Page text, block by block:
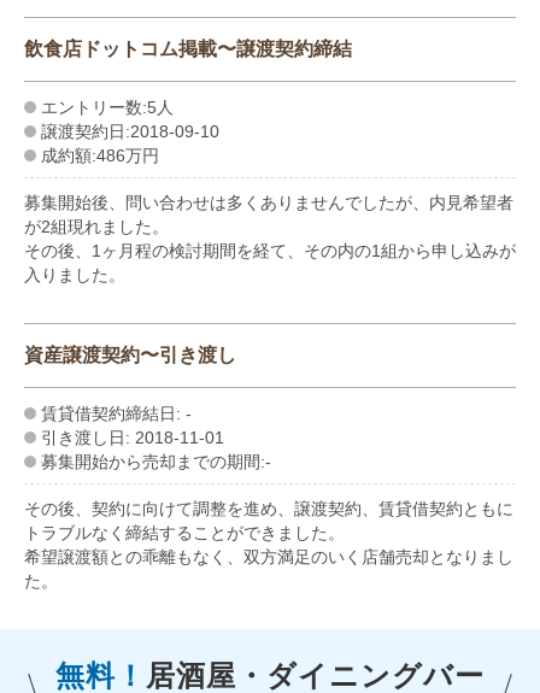
飲食店ドットコム掲載〜譲渡契約締結
エントリー数:5人
譲渡契約日:2018-09-10
成約額:486万円
募集開始後、問い合わせは多くありませんでしたが、内見希望者
が2組現れました。
その後、1ヶ月程の検討期間を経て、その内の1組から申し込みが
入りました。
資産譲渡契約〜引き渡し
賃貸借契約締結日: -
引き渡し日: 2018-11-01
募集開始から売却までの期間:-
その後、契約に向けて調整を進め、譲渡契約、賃貸借契約ともに
トラブルなく締結することができました。
希望譲渡額との乖離もなく、双方満足のいく店舗売却となりまし
た。
無料！ 居酒屋・ダイニングバー